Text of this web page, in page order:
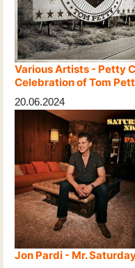
Various Artists - Petty
Celebration of Tom
20.06.2024
Jon Pardi - Mr.